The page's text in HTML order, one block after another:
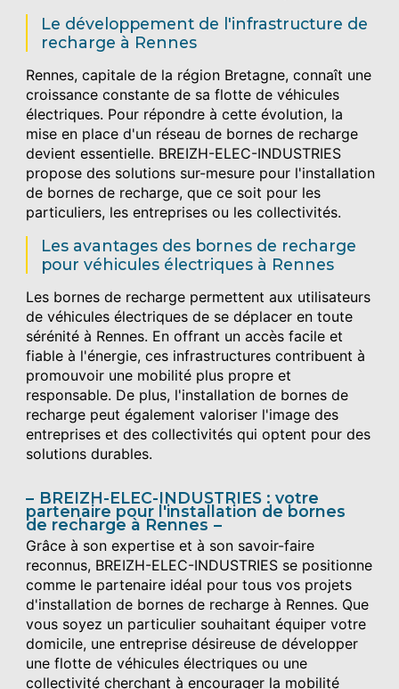
Le développement de l'infrastructure de
recharge à Rennes
Rennes, capitale de la région Bretagne, connaît une
croissance constante de sa flotte de véhicules
électriques. Pour répondre à cette évolution, la
mise en place d'un réseau de bornes de recharge
devient essentielle. BREIZH-ELEC-INDUSTRIES
propose des solutions sur-mesure pour l'installation
de bornes de recharge, que ce soit pour les
particuliers, les entreprises ou les collectivités.
Les avantages des bornes de recharge
pour véhicules électriques à Rennes
Les bornes de recharge permettent aux utilisateurs
de véhicules électriques de se déplacer en toute
sérénité à Rennes. En offrant un accès facile et
fiable à l'énergie, ces infrastructures contribuent à
promouvoir une mobilité plus propre et
responsable. De plus, l'installation de bornes de
recharge peut également valoriser l'image des
entreprises et des collectivités qui optent pour des
solutions durables.
BREIZH-ELEC-INDUSTRIES : votre
partenaire pour l'installation de bornes
de recharge à Rennes
Grâce à son expertise et à son savoir-faire
reconnus, BREIZH-ELEC-INDUSTRIES se positionne
comme le partenaire idéal pour tous vos projets
d'installation de bornes de recharge à Rennes. Que
vous soyez un particulier souhaitant équiper votre
domicile, une entreprise désireuse de développer
une flotte de véhicules électriques ou une
collectivité cherchant à encourager la mobilité